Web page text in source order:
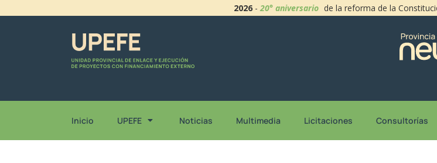
2026 -20° aniversario de la reforma de la
Inicio UPEFE Noticias Multimedia Licitaciones Consultorías